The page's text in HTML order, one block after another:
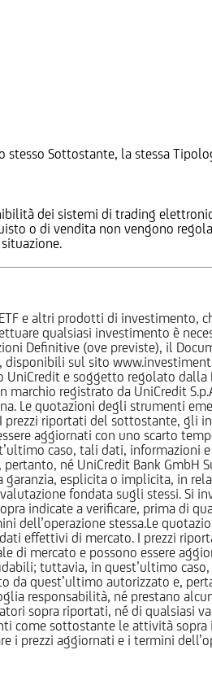
Sottostante, la stessa
dei sistemi di trading
o di vendita non vengono
e altri prodotti di investimento,
qualsiasi investimento è
Definitive (ove previste), il
sul sito
e soggetto regolato
registrato da UniCredit
Le quotazioni degli strumenti
riportati del sottostante, gli
aggiornati con uno scarto
caso, tali dati, informazioni
né UniCredit Bank GmbH
esplicita o implicita, in
fondata sugli stessi. Si
indicate a verificare, prima di
stessa.Le
effettivi di mercato. I prezzi
mercato e possono essere
tuttavia, in quest’ultimo
quest’ultimo autorizzato e,
responsabilità, né prestano
sopra riportati, né di qualsiasi
come sottostante le attività
prezzi aggiornati e i termini